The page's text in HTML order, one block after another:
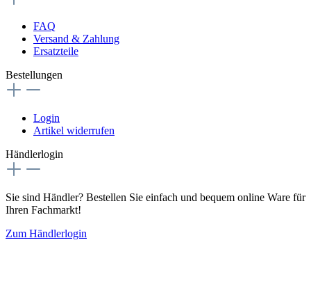
FAQ
Versand & Zahlung
Ersatzteile
Bestellungen
Login
Artikel widerrufen
Händlerlogin
Sie sind Händler? Bestellen Sie einfach und bequem online Ware für
Ihren Fachmarkt!
Zum Händlerlogin